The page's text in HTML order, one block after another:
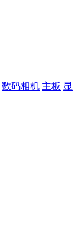
数码相机 主板 显